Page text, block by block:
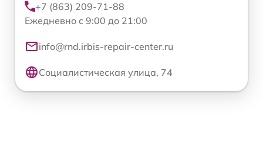
+7 (863) 209-71-88
Ежедневно с 9:00 до 21:00
info@rnd.irbis-repair-center.ru
Социалистическая улица, 74